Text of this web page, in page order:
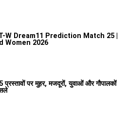
W Dream11 Prediction Match 25 |
Women 2026
प्रस्तावों पर मुहर, मजदूरों, युवाओं और गौपालकों